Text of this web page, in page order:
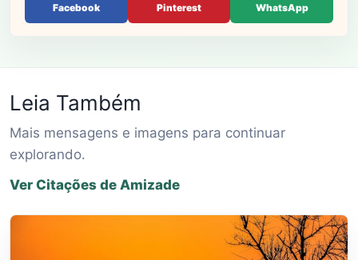
Facebook Pinterest WhatsApp
Leia Também
Mais mensagens e imagens para continuar
explorando.
Ver Citações de Amizade